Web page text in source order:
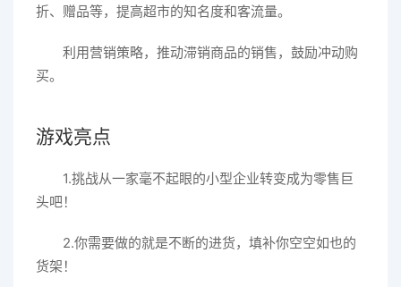
折、赠品等，提高超市的知名度和客流量。
利用营销策略，推动滞销商品的销售，鼓励冲动购
买。
游戏亮点
1.挑战从一家毫不起眼的小型企业转变成为零售巨
头吧！
2.你需要做的就是不断的进货，填补你空空如也的
货架！